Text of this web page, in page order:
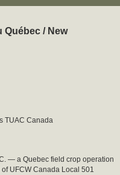
Québec / New
TUAC Canada
— a Quebec field crop operation
UFCW Canada Local 501